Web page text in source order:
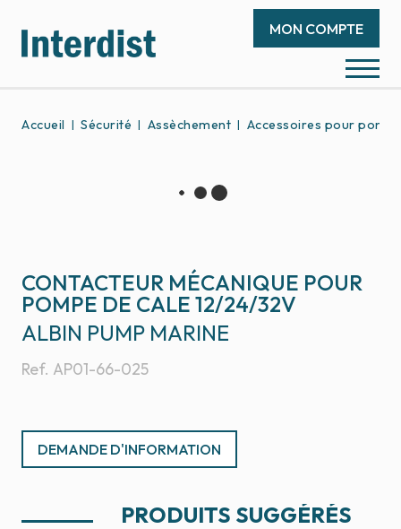
MON COMPTE
Accueil Sécurité Assèchement Accessoires pour
CONTACTEUR MÉCANIQUE POUR
POMPE DE CALE 12/24/32V
Ref. AP01-66-025
ALBIN PUMP MARINE
DEMANDE D'INFORMATION
PRODUITS SUGGÉRÉS